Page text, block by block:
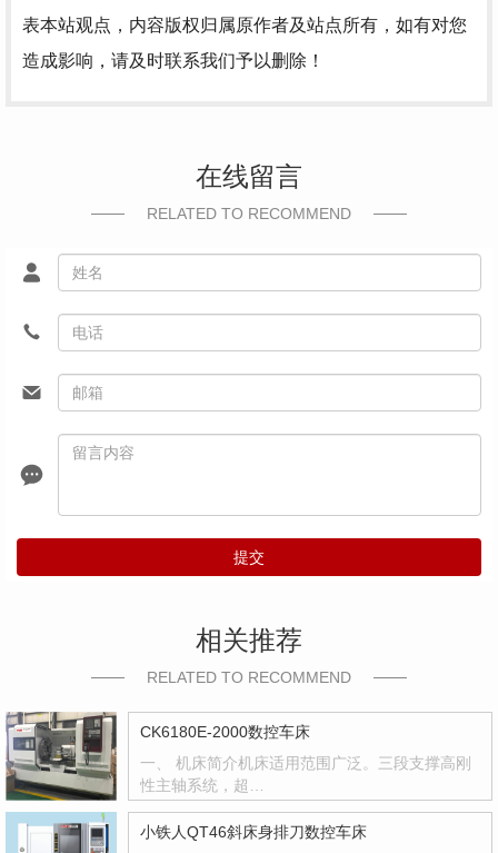
表本站观点，内容版权归属原作者及站点所有，如有对您
造成影响，请及时联系我们予以删除！
在线留言
RELATED TO RECOMMEND
提交
相关推荐
RELATED TO RECOMMEND
CK6180E-2000数控车床
一、 机床简介机床适用范围广泛。三段支撑高刚
性主轴系统，超…
小铁人QT46斜床身排刀数控车床